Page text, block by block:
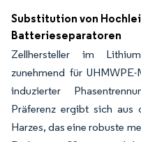
Substitution von
Batterieseparatoren
Zellhersteller im
zunehmend für
induzierter
Präferenz ergibt sich aus
Harzes, das eine robuste